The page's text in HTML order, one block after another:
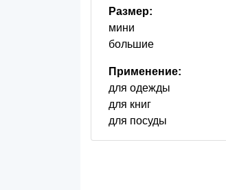
Размер:
мини
большие
Применение:
для одежды
для книг
для посуды